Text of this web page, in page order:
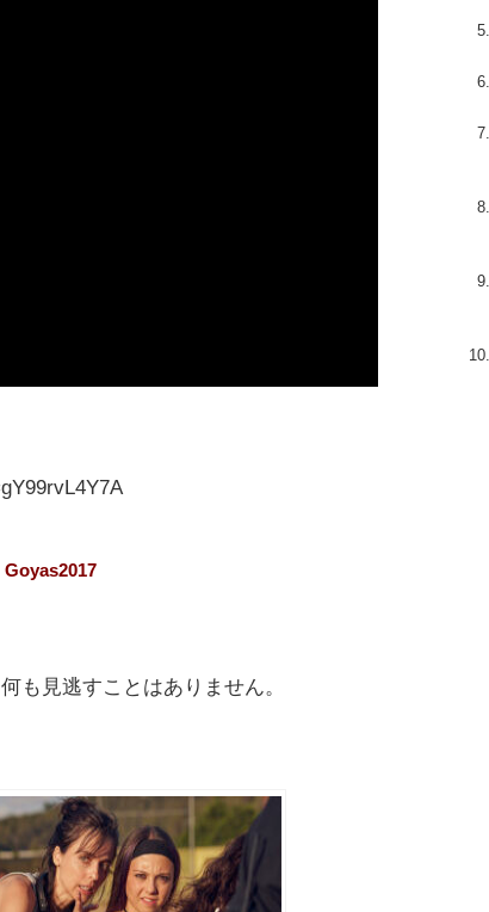
Goyas2017
何も見逃すことはありません。